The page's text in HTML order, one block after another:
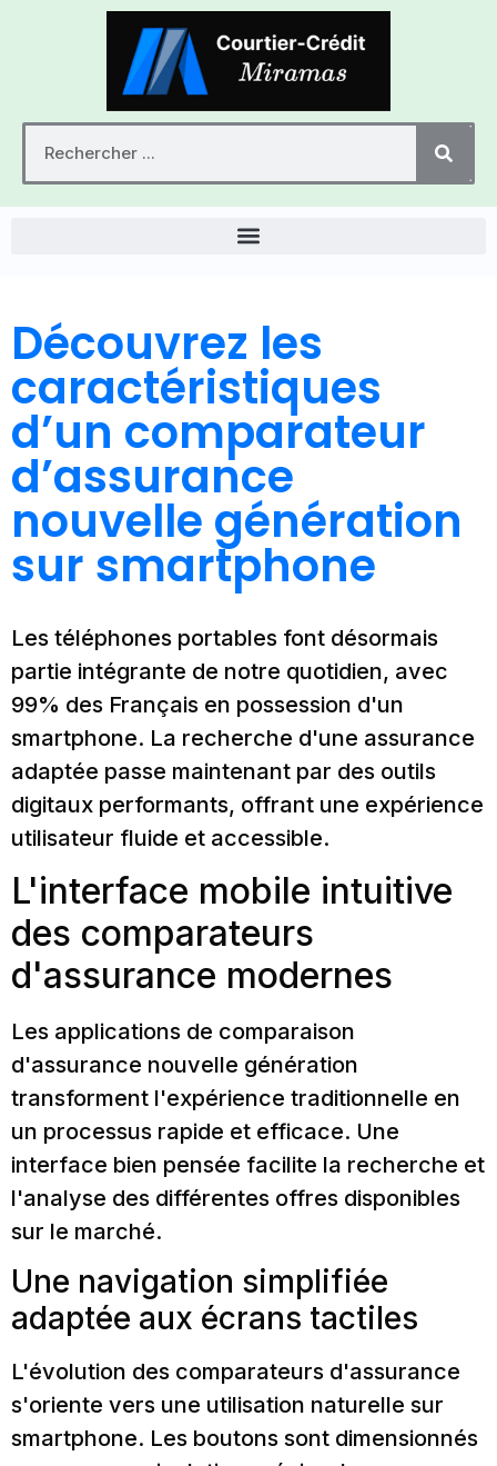
Découvrez les
caractéristiques
d’un comparateur
d’assurance
nouvelle génération
sur smartphone
Les téléphones portables font désormais
partie intégrante de notre quotidien, avec
99% des Français en possession d'un
smartphone. La recherche d'une assurance
adaptée passe maintenant par des outils
digitaux performants, offrant une expérience
utilisateur fluide et accessible.
L'interface mobile intuitive
des comparateurs
d'assurance modernes
Les applications de comparaison
d'assurance nouvelle génération
transforment l'expérience traditionnelle en
un processus rapide et efficace. Une
interface bien pensée facilite la recherche et
l'analyse des différentes offres disponibles
sur le marché.
Une navigation simplifiée
adaptée aux écrans tactiles
L'évolution des comparateurs d'assurance
s'oriente vers une utilisation naturelle sur
smartphone. Les boutons sont dimensionnés